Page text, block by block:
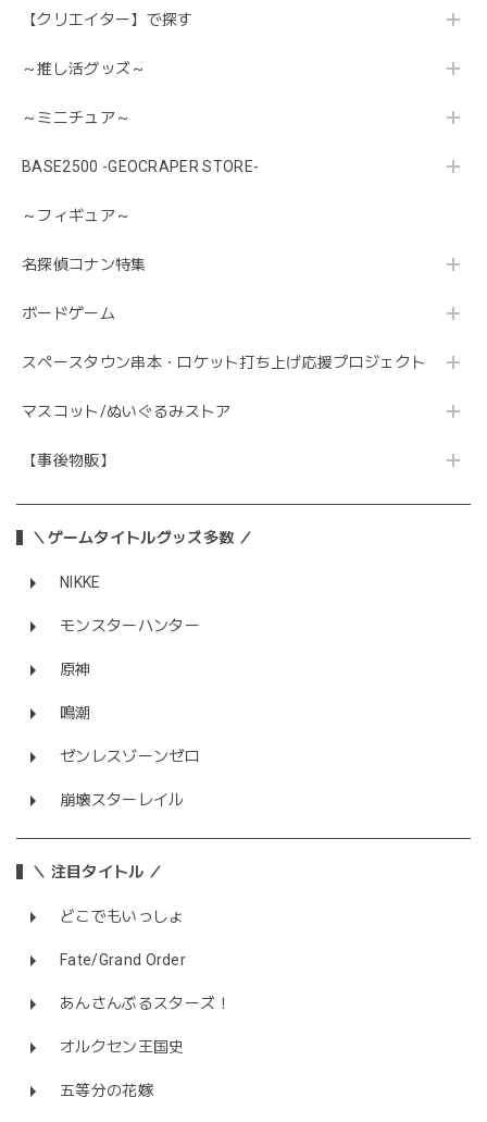
【クリエイター】で探す
～推し活グッズ～
～ミニチュア～
BASE2500 -GEOCRAPER STORE-
～フィギュア～
名探偵コナン特集
ボードゲーム
スペースタウン串本・ロケット打ち上げ応援プロジェクト
マスコット/ぬいぐるみストア
【事後物販】
＼ゲームタイトルグッズ多数 ／
NIKKE
モンスターハンター
原神
鳴潮
ゼンレスゾーンゼロ
崩壊スターレイル
＼ 注目タイトル ／
どこでもいっしょ
Fate/Grand Order
あんさんぶるスターズ！
オルクセン王国史
五等分の花嫁